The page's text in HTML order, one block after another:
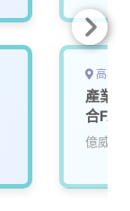
高雄
產業
合
億威電